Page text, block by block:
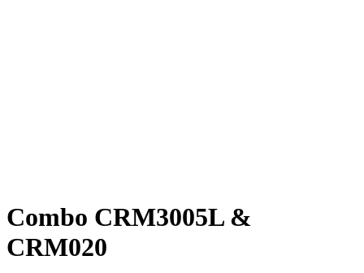
Combo CRM3005L &
CRM020